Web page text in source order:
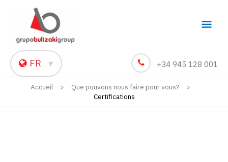
FR ▾ +34 945 128 001
Accueil
Que pouvons nous faire pour vous?
Certifications